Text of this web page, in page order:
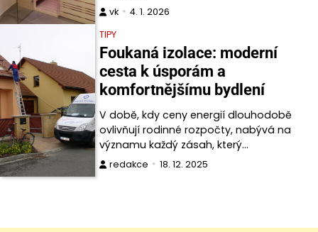
vk
4. 1. 2026
TIPY
Foukaná izolace: moderní
cesta k úsporám a
komfortnějšímu bydlení
V době, kdy ceny energií dlouhodobě
ovlivňují rodinné rozpočty, nabývá na
významu každý zásah, který…
redakce 18. 12. 2025